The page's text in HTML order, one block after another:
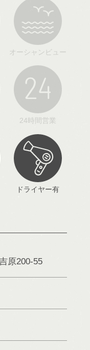
オーシャンビュー
24時間営業
ドライヤー有
原200-55